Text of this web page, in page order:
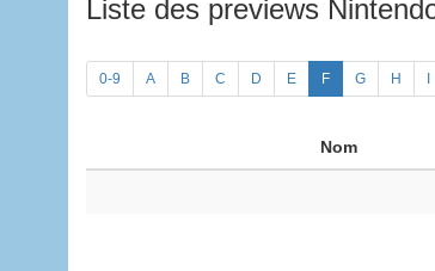
Liste des previews
0-9 A B C D E F G H
Nom